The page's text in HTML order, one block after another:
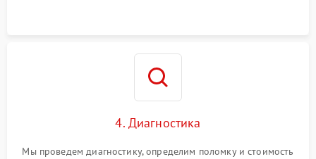
4. Диагностика
Мы проведем диагностику, определим поломку и стоимость